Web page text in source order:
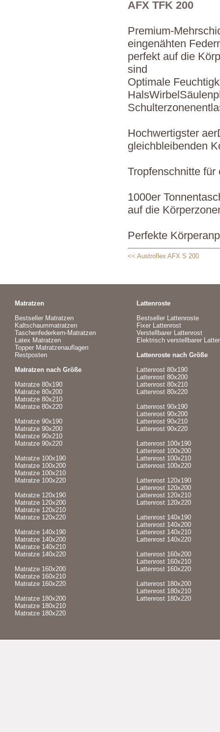
AFX TFK 200
Premium-
eingenähten
perfekt auf die
sind
Optimale
Hochwertigster
gleichbleibenden
Tropfenschnitte
1000er
auf die
Perfekte
<< Austroflex AFX S 200
Matratzen
Bestseller Matratzen
Kaltschaummatratzen
Taschenfederkern-Matratzen
Latex Matratzen
Topper Matratzenauflagen
Restposten
Matratzen nach Größe
Matratze 80x190
Matratze 80x200
Matratze 80x210
Matratze 80x220
Matratze 90x190
Matratze 90x200
Matratze 90x210
Matratze 90x220
Matratze 100x190
Matratze 100x200
Matratze 100x210
Matratze 100x220
Matratze 120x190
Matratze 120x200
Matratze 120x210
Matratze 120x220
Matratze 140x190
Matratze 140x200
Matratze 140x210
Matratze 140x220
Matratze 160x200
Matratze 160x210
Matratze 160x220
Matratze 180x200
Matratze 180x210
Matratze 180x220
Lattenroste
Bestseller Lattenroste
Fixer Lattenrost
Verstellbarer Lattenrost
Elektrisch verstellbarer
Lattenroste nach Größe
Lattenrost 80x190
Lattenrost 80x200
Lattenrost 80x210
Lattenrost 80x220
Lattenrost 90x190
Lattenrost 90x200
Lattenrost 90x210
Lattenrost 90x220
Lattenrost 100x190
Lattenrost 100x200
Lattenrost 100x210
Lattenrost 100x220
Lattenrost 120x190
Lattenrost 120x200
Lattenrost 120x210
Lattenrost 120x220
Lattenrost 140x190
Lattenrost 140x200
Lattenrost 140x210
Lattenrost 140x220
Lattenrost 160x200
Lattenrost 160x210
Lattenrost 160x220
Lattenrost 180x200
Lattenrost 180x210
Lattenrost 180x220